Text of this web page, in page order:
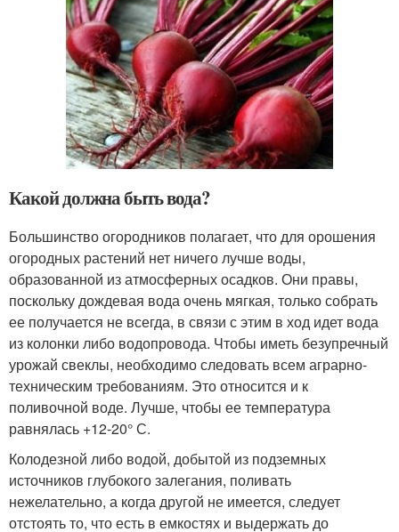
Какой должна быть вода?
Большинство огородников полагает, что для орошения
огородных растений нет ничего лучше воды,
образованной из атмосферных осадков. Они правы,
поскольку дождевая вода очень мягкая, только собрать
ее получается не всегда, в связи с этим в ход идет вода
из колонки либо водопровода. Чтобы иметь безупречный
урожай свеклы, необходимо следовать всем аграрно-
техническим требованиям. Это относится и к
поливочной воде. Лучше, чтобы ее температура
равнялась +12-20° С.
Колодезной либо водой, добытой из подземных
источников глубокого залегания, поливать
нежелательно, а когда другой не имеется, следует
отстоять то, что есть в емкостях и выдержать до